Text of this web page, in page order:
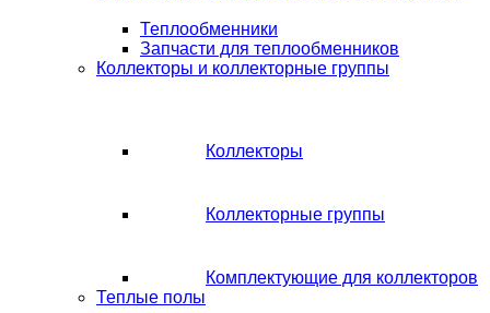
Теплообменники
Запчасти для теплообменников
Коллекторы и коллекторные группы
Коллекторы
Коллекторные группы
Комплектующие для коллекторов
Теплые полы